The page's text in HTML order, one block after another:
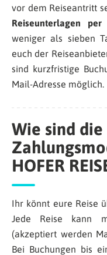
vor dem Reiseantritt
Reiseunterlagen per
weniger als sieben
euch der
sind kurzfristige
Mail-Adresse möglich.
Wie sind die
HOFER
Ihr könnt eure Reise
Jede Reise kann
(akzeptiert werden
Bei Buchungen bis